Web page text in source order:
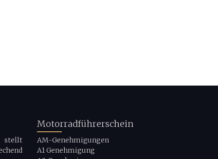
stellt
Motorradführerschein
AM-Genehmigungen
A1 Genehmigung